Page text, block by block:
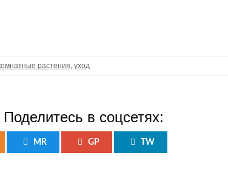
растения, уход
в соцсетях:
MR GP TW